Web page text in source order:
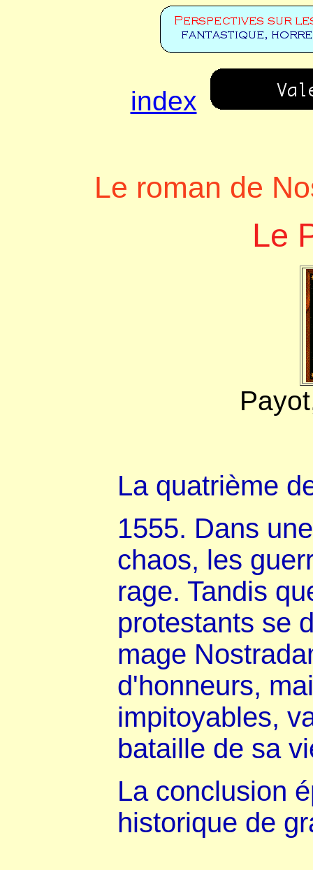
index
Le roman de
Le
La quatrième
1555. Dans
chaos, les
rage. Tandis
protestants se
mage
d'honneurs,
impitoyables,
bataille de sa
La conclusion
historique de